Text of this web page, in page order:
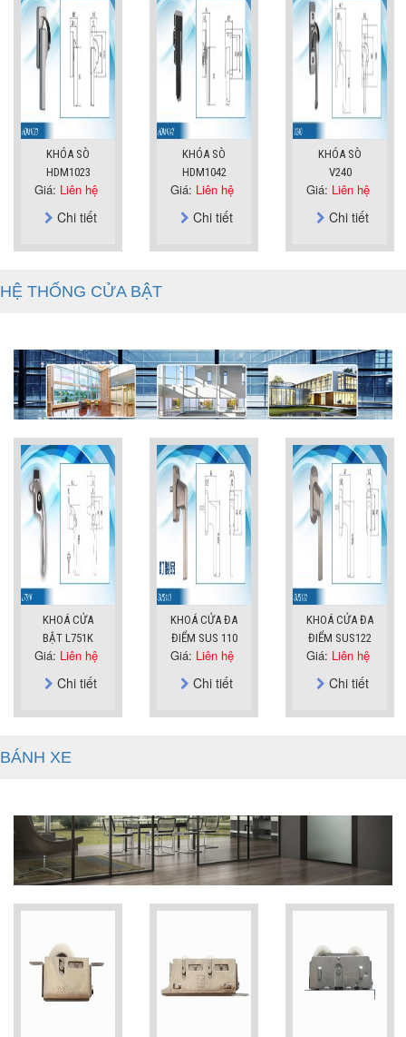
KHÓA SÒ
HDM1023
Giá: Liên hệ
Chi tiết
KHÓA SÒ
HDM1042
Giá: Liên hệ
Chi tiết
KHÓA SÒ
V240
Giá: Liên hệ
Chi tiết
HỆ THỐNG CỬA BẬT
KHOÁ CỬA
BẬT L751K
Giá: Liên hệ
Chi tiết
KHOÁ CỬA ĐA
ĐIỂM SUS 110
Giá: Liên hệ
Chi tiết
KHOÁ CỬA ĐA
ĐIỂM SUS122
Giá: Liên hệ
Chi tiết
BÁNH XE